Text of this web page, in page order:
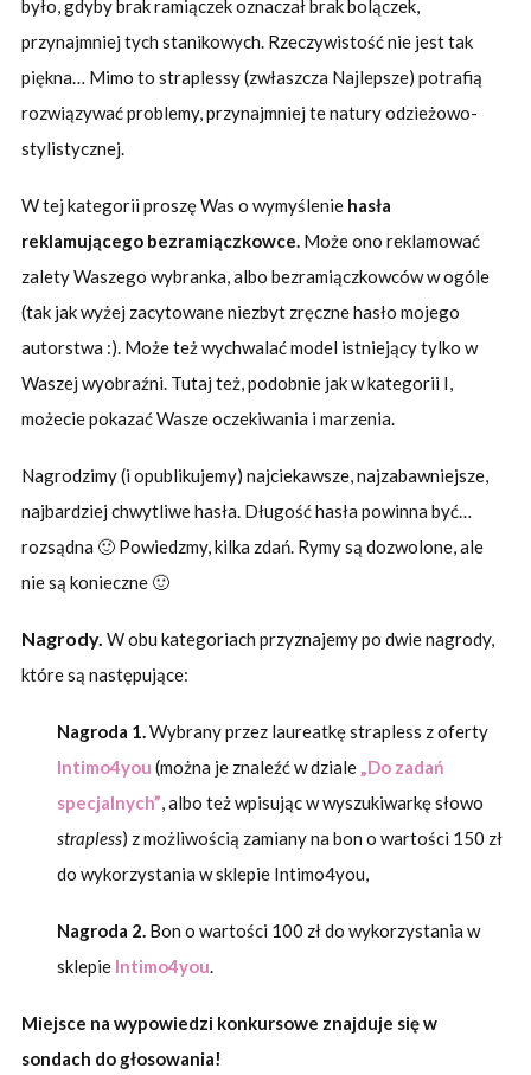
było, gdyby brak ramiączek oznaczał brak bolączek,
przynajmniej tych stanikowych. Rzeczywistość nie jest tak
piękna… Mimo to straplessy (zwłaszcza Najlepsze) potrafią
rozwiązywać problemy, przynajmniej te natury odzieżowo-
stylistycznej.
W tej kategorii proszę Was o wymyśleniehasła
reklamującego bezramiączkowce.Może ono reklamować
zalety Waszego wybranka, albo bezramiączkowców w ogóle
(tak jak wyżej zacytowane niezbyt zręczne hasło mojego
autorstwa :). Może też wychwalać model istniejący tylko w
Waszej wyobraźni. Tutaj też, podobnie jak w kategorii I,
możecie pokazać Wasze oczekiwania i marzenia.
Nagrodzimy (i opublikujemy) najciekawsze, najzabawniejsze,
najbardziej chwytliwe hasła. Długość hasła powinna być…
rozsądna 🙂 Powiedzmy, kilka zdań. Rymy są dozwolone, ale
nie są konieczne 🙂
Nagrody. W obu kategoriach przyznajemy po dwie nagrody,
które są następujące:
Nagroda 1.Wybrany przez laureatkę strapless z oferty
Intimo4you (można je znaleźć w dziale„Do zadań
specjalnych”, albo też wpisując w wyszukiwarkę słowo
strapless) z możliwością zamiany na bon o wartości 150 zł
do wykorzystania w sklepie Intimo4you,
Nagroda 2.Bon o wartości 100 zł do wykorzystania w
sklepie Intimo4you.
Miejsce na wypowiedzi konkursowe znajduje się w
sondach do głosowania!